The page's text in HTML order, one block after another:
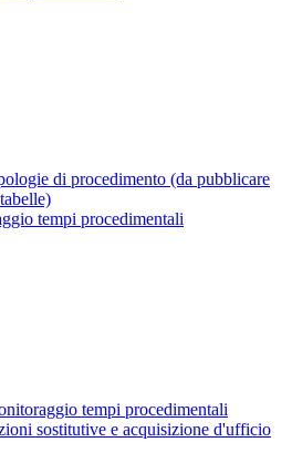
di procedimento (da pubblicare
tempi procedimentali
tempi procedimentali
sostitutive e acquisizione d'ufficio